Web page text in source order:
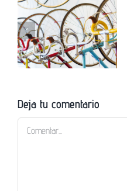
Preparación para el
cambio de
temporada:
almacenamiento
seguro de ropa de
Deja tu comentario
Comentar